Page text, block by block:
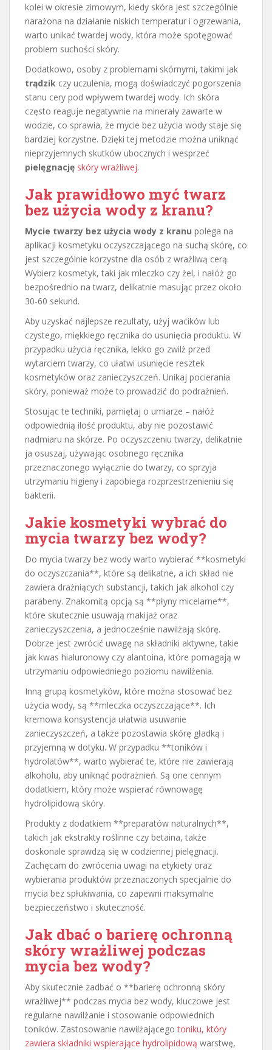
kolei w okresie zimowym, kiedy skóra jest szczególnie
narażona na działanie niskich temperatur i ogrzewania,
warto unikać twardej wody, która może spotęgować
problem suchości skóry.
Dodatkowo, osoby z problemami skórnymi, takimi jak
trądzik czy uczulenia, mogą doświadczyć pogorszenia
stanu cery pod wpływem twardej wody. Ich skóra
często reaguje negatywnie na minerały zawarte w
wodzie, co sprawia, że mycie bez użycia wody staje się
bardziej korzystne. Dzięki tej metodzie można uniknąć
nieprzyjemnych skutków ubocznych i wesprzeć
pielęgnację skóry wrażliwej.
Jak prawidłowo myć twarz
bez użycia wody z kranu?
Mycie twarzy bez użycia wody z kranu polega na
aplikacji kosmetyku oczyszczającego na suchą skórę, co
jest szczególnie korzystne dla osób z wrażliwą cerą.
Wybierz kosmetyk, taki jak mleczko czy żel, i nałóż go
bezpośrednio na twarz, delikatnie masując przez około
30-60 sekund.
Aby uzyskać najlepsze rezultaty, użyj wacików lub
czystego, miękkiego ręcznika do usunięcia produktu. W
przypadku użycia ręcznika, lekko go zwilż przed
wytarciem twarzy, co ułatwi usunięcie resztek
kosmetyków oraz zanieczyszczeń. Unikaj pocierania
skóry, ponieważ może to prowadzić do podrażnień.
Stosując te techniki, pamiętaj o umiarze – nałóż
odpowiednią ilość produktu, aby nie pozostawić
nadmiaru na skórze. Po oczyszczeniu twarzy, delikatnie
ja osuszaj, używając osobnego ręcznika
przeznaczonego wyłącznie do twarzy, co sprzyja
utrzymaniu higieny i zapobiega rozprzestrzenieniu się
bakterii.
Jakie kosmetyki wybrać do
mycia twarzy bez wody?
Do mycia twarzy bez wody warto wybierać **kosmetyki
do oczyszczania**, które są delikatne, a ich skład nie
zawiera drażniących substancji, takich jak alkohol czy
parabeny. Znakomitą opcją są **płyny micelarne**,
które skutecznie usuwają makijaż oraz
zanieczyszczenia, a jednocześnie nawilżają skórę.
Dobrze jest zwrócić uwagę na składniki aktywne, takie
jak kwas hialuronowy czy alantoina, które pomagają w
utrzymaniu odpowiedniego poziomu nawilżenia.
Inną grupą kosmetyków, które można stosować bez
użycia wody, są **mleczka oczyszczające**. Ich
kremowa konsystencja ułatwia usuwanie
zanieczyszczeń, a także pozostawia skórę gładką i
przyjemną w dotyku. W przypadku **toników i
hydrolatów**, warto wybierać te, które nie zawierają
alkoholu, aby uniknąć podrażnień. Są one cennym
dodatkiem, który może wspierać równowagę
hydrolipidową skóry.
Produkty z dodatkiem **preparatów naturalnych**,
takich jak ekstrakty roślinne czy betaina, także
doskonale sprawdzą się w codziennej pielęgnacji.
Zachęcam do zwrócenia uwagi na etykiety oraz
wybierania produktów przeznaczonych specjalnie do
mycia bez spłukiwania, co zapewni maksymalne
bezpieczeństwo i skuteczność.
Jak dbać o barierę ochronną
skóry wrażliwej podczas
mycia bez wody?
Aby skutecznie zadbać o **barierę ochronną skóry
wrażliwej** podczas mycia bez wody, kluczowe jest
regularne nawilżanie i stosowanie odpowiednich
toników. Zastosowanie nawilżającegotoniku, który
zawiera składniki wspierające hydrolipidową warstwę,